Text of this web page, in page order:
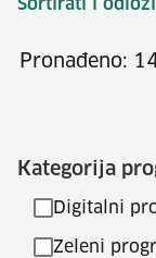
Sortirati i
Pronađeno:
Kategorija
Digitalni
Zeleni